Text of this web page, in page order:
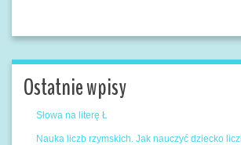
Ostatnie wpisy
Słowa na literę Ł
Nauka liczb rzymskich. Jak nauczyć dziecko